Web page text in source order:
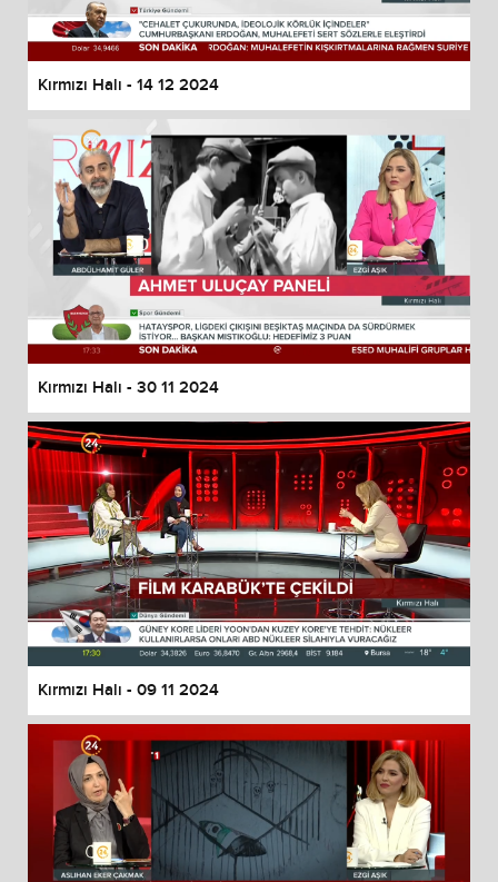
Kırmızı Halı - 14 12 2024
Kırmızı Halı - 30 11 2024
Kırmızı Halı - 09 11 2024